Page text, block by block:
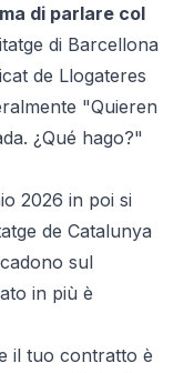
di parlare col
di Barcellona
de Llogateres
"Quieren
¿Qué hago?"
2026 in poi si
de Catalunya
sul
in più è
il tuo contratto è